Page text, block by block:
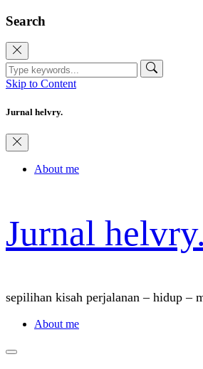
Search
Skip to Content
Jurnal helvry.
About me
Jurnal helvry.
sepilihan kisah perjalanan – hidup –
About me